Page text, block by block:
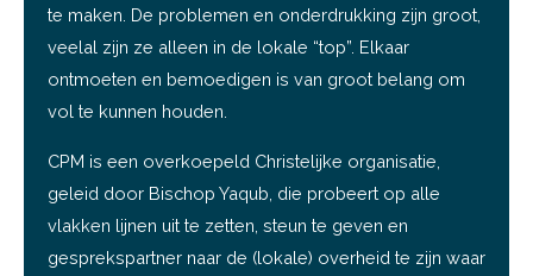
te maken. De problemen en onderdrukking zijn groot,
veelal zijn ze alleen in de lokale “top”. Elkaar
ontmoeten en bemoedigen is van groot belang om
vol te kunnen houden.
CPM is een overkoepeld Christelijke organisatie,
geleid door Bischop Yaqub, die probeert op alle
vlakken lijnen uit te zetten, steun te geven en
gesprekspartner naar de (lokale) overheid te zijn waar